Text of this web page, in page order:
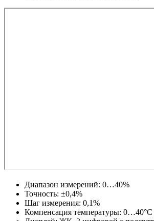
Диапазон измерений: 0…40%
Точность: ±0,4%
Шаг измерения: 0,1%
Компенсация температуры: 0…40°С